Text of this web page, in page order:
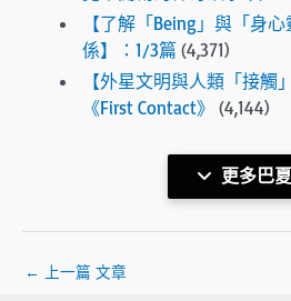
【了解「Being」與「身
係】：1/3篇 (4,371)
【外星文明與人類「接觸
《First Contact》
(4,144)
更多巴
← 上一篇 文章